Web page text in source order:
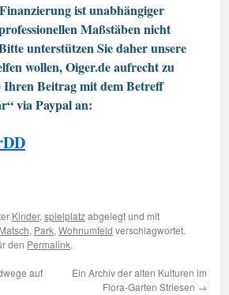
ist unabhängiger
Maßstäben nicht
unterstützen Sie daher unsere
wollen, Oiger.de aufrecht zu
Ihren Beitrag mit dem Betreff
via Paypal an:
Kinder,spielplatzabgelegt und mit
Matsch, Park,Wohnumfeld verschlagwortet.
den Permalink.
auf
Ein Archiv der alten Kulturen im
Flora-Garten Striesen →